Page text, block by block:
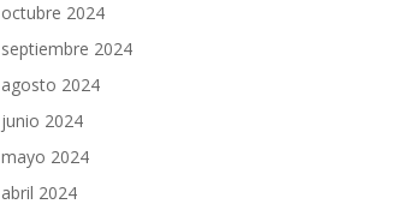
octubre 2024
septiembre 2024
agosto 2024
junio 2024
mayo 2024
abril 2024